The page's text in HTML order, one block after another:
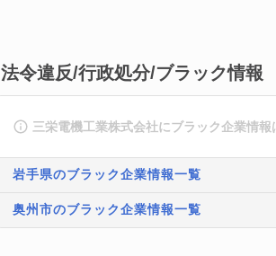
法令違反/行政処分/ブラック情報
三栄電機工業株式会社にブラック企業情報
岩手県のブラック企業情報一覧
奥州市のブラック企業情報一覧